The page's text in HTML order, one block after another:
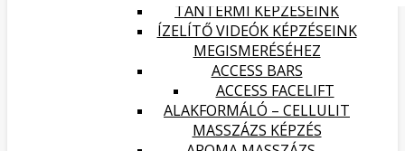
TANTERMI KÉPZÉSEINK
ÍZELÍTŐ VIDEÓK KÉPZÉSEINK
MEGISMERÉSÉHEZ
ACCESS BARS
ACCESS FACELIFT
ALAKFORMÁLÓ – CELLULIT
MASSZÁZS KÉPZÉS